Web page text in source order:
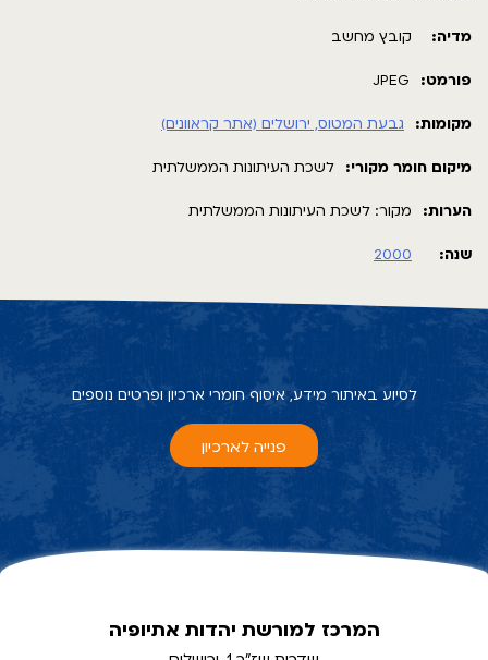
מדיה: קובץ מחשב
פורמט: JPEG
מקומות: גבעת המטוס, ירושלים (אתר קראוונים)
מיקום חומר מקורי: לשכת העיתונות הממשלתית
הערות: מקור: לשכת העיתונות הממשלתית
שנה: 2000
לסיוע באיתור מידע, איסוף חומרי ארכיון ופרטים נוספים
פנייה לארכיון
המרכז למורשת יהדות אתיופיה